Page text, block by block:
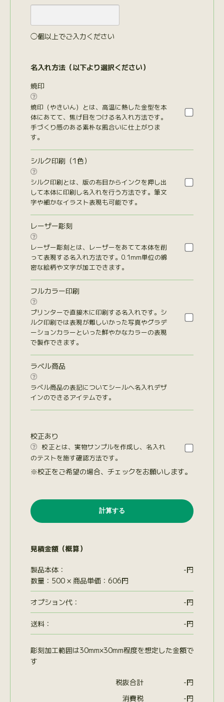
◯個以上でご入力ください
名入れ方法（以下より選択ください）
焼印

焼印（やきいん）とは、高温に熱した金型を本
体にあてて、焦げ目をつける名入れ方法です。
手づくり感のある素朴な風合いに仕上がりま
す。
シルク印刷（1色）

シルク印刷とは、版の布目からインクを押し出
して本体に印刷し名入れを行う方法です。筆文
字や細かなイラスト表現も可能です。
レーザー彫刻

レーザー彫刻とは、レーザーをあてて本体を削
って表現する名入れ方法です。0.1mm単位の綿
密な絵柄や文字が加工できます。
フルカラー印刷

プリンターで直接木に印刷する名入れです。シ
ルク印刷では表現が難しいかった写真やグラデ
ーションカラーといった鮮やかなカラーの表現
で製作できます。
ラベル商品

ラベル商品の表記についてシールへ名入れデザ
インのできるアイテムです。
校正あり

校正とは、実物サンプルを作成し、名入れ
のテストを施す確認方法です。
※校正をご希望の場合、チェックをお願いします。
見積金額（概算）
製品本体：
数量：500 × 商品単価：606円
-円
オプション代： -円
送料： -円
彫刻加工範囲は30mm×30mm程度を想定した金額で
す
税抜合計 -円
消費税
-円